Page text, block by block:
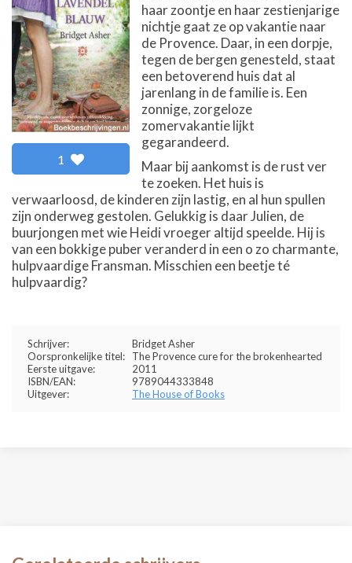
1
haar zoontje en haar zestienjarige
nichtje gaat ze op vakantie naar
de Provence. Daar, in een dorpje,
tegen de bergen genesteld, staat
een betoverend huis dat al
jarenlang in de familie is. Een
zonnige, zorgeloze
zomervakantie lijkt
gegarandeerd.
Maar bij aankomst is de rust ver
te zoeken. Het huis is
verwaarloosd, de kinderen zijn lastig, en al hun spullen
zijn onderweg gestolen. Gelukkig is daar Julien, de
buurjongen met wie Heidi vroeger altijd speelde. Hij is
van een bokkige puber veranderd in een o zo charmante,
hulpvaardige Fransman. Misschien een beetje té
hulpvaardig?
Schrijver:
Bridget Asher
Oorspronkelijke titel:
The Provence cure for the brokenhearted
Eerste uitgave:
2011
ISBN/EAN:
9789044333848
Uitgever:
The House of Books